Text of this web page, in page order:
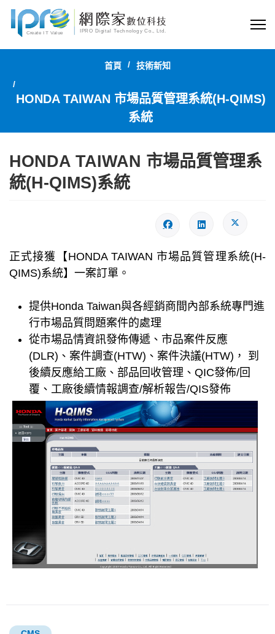
首頁 技術新知
HONDA TAIWAN 市場品質管理系統(H-QIMS)
系統
HONDA TAIWAN 市場品質管理系
統(H-QIMS)系統
正式接獲【HONDA TAIWAN 市場品質管理系統(H-
QIMS)系統】一案訂單。
提供Honda Taiwan與各經銷商間內部系統專門進
行市場品質問題案件的處理
從市場品情資訊發佈傳遞、市品案件反應
(DLR)、案件調查(HTW)、案件決議(HTW)， 到
後續反應給工廠、部品回收管理、QIC發佈/回
覆、工廠後續情報調查/解析報告/QIS發佈